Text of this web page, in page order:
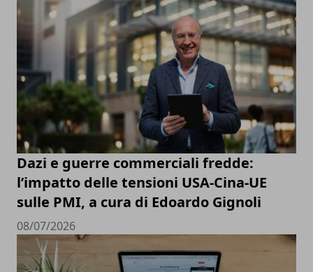
Dazi e guerre commerciali fredde:
l’impatto delle tensioni USA-Cina-UE
sulle PMI, a cura di Edoardo Gignoli
08/07/2026